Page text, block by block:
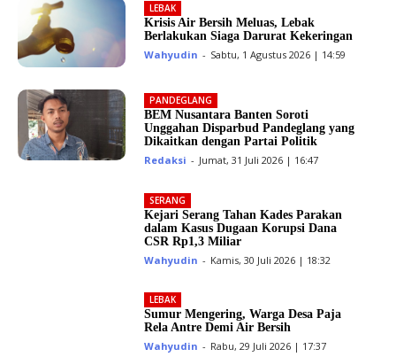
LEBAK
Krisis Air Bersih Meluas, Lebak
Berlakukan Siaga Darurat Kekeringan
Wahyudin - Sabtu, 1 Agustus 2026 | 14:59
PANDEGLANG
BEM Nusantara Banten Soroti
Unggahan Disparbud Pandeglang yang
Dikaitkan dengan Partai Politik
Redaksi - Jumat, 31 Juli 2026 | 16:47
SERANG
Kejari Serang Tahan Kades Parakan
dalam Kasus Dugaan Korupsi Dana
CSR Rp1,3 Miliar
Wahyudin - Kamis, 30 Juli 2026 | 18:32
LEBAK
Sumur Mengering, Warga Desa Paja
Rela Antre Demi Air Bersih
Wahyudin - Rabu, 29 Juli 2026 | 17:37